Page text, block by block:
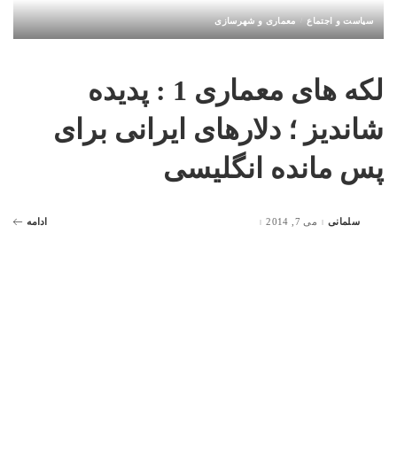
سیاست و اجتماع معماری و شهرسازی
لکه های معماری 1 : پدیده
شاندیز ؛ دلارهای ایرانی برای
پس مانده انگلیسی
Postedسلمانی می 7, 2014 ادامه